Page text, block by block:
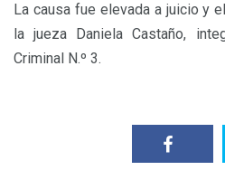
La causa fue elevada a juicio y
la jueza Daniela Castaño,
Criminal N.º 3.